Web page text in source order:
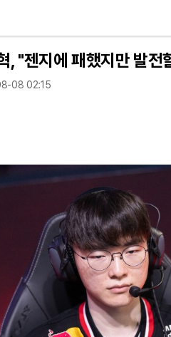
, "젠지에 패했지만 발전
08 02:15